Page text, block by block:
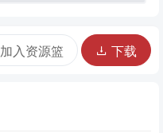
加入资源篮 下载